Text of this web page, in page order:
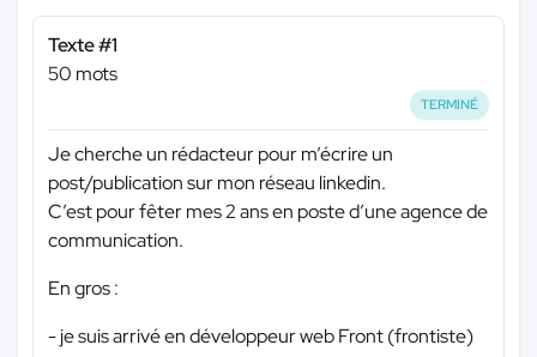
Texte #1
50 mots
TERMINÉ
Je cherche un rédacteur pour m’écrire un
post/publication sur mon réseau linkedin.
C’est pour fêter mes 2 ans en poste d’une agence de
communication.
En gros :
- je suis arrivé en développeur web Front (frontiste)